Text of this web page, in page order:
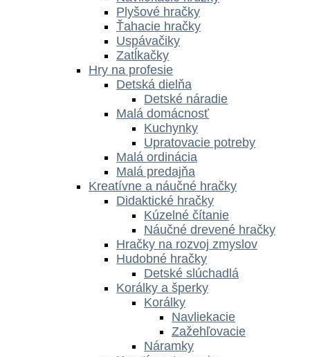
Plyšové hračky
Ťahacie hračky
Uspávačiky
Zatĺkačky
Hry na profesie
Detská dielňa
Detské náradie
Malá domácnosť
Kuchynky
Upratovacie potreby
Malá ordinácia
Malá predajňa
Kreatívne a náučné hračky
Didaktické hračky
Kúzelné čítanie
Náučné drevené hračky
Hračky na rozvoj zmyslov
Hudobné hračky
Detské slúchadlá
Korálky a šperky
Korálky
Navliekacie
Zažehľovacie
Náramky